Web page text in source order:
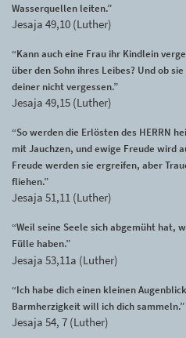
Wasserquellen leiten.”
Jesaja 49,10 (Luther)
“Kann auch eine Frau ihr Kindlein
über den Sohn ihres Leibes? Und ob
deiner nicht vergessen.”
Jesaja 49,15 (Luther)
“So werden die Erlösten des HERRN
mit Jauchzen, und ewige Freude wird
Freude werden sie ergreifen, aber
fliehen.”
Jesaja 51,11 (Luther)
“Weil seine Seele sich abgemüht hat,
Fülle haben.”
Jesaja 53,11a (Luther)
“Ich habe dich einen kleinen
Barmherzigkeit will ich dich sammeln.”
Jesaja 54, 7 (Luther)